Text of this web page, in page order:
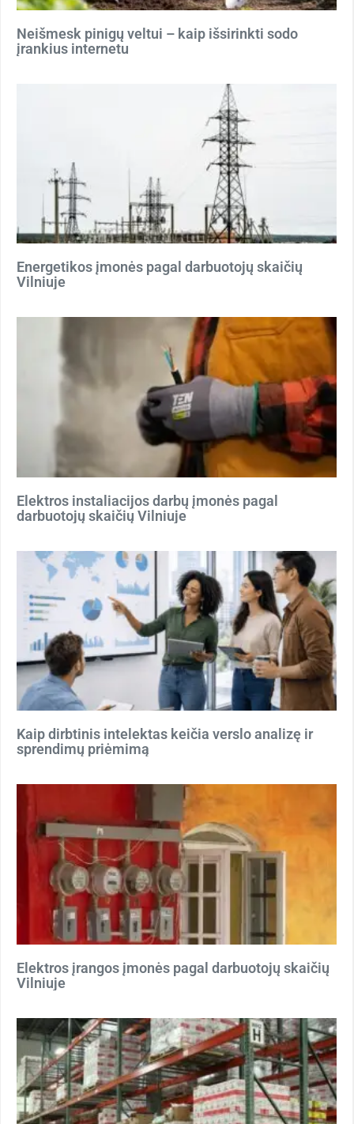
Neišmesk pinigų veltui – kaip išsirinkti sodo
įrankius internetu
Energetikos įmonės pagal darbuotojų skaičių
Vilniuje
Elektros instaliacijos darbų įmonės pagal
darbuotojų skaičių Vilniuje
Kaip dirbtinis intelektas keičia verslo analizę ir
sprendimų priėmimą
Elektros įrangos įmonės pagal darbuotojų skaičių
Vilniuje